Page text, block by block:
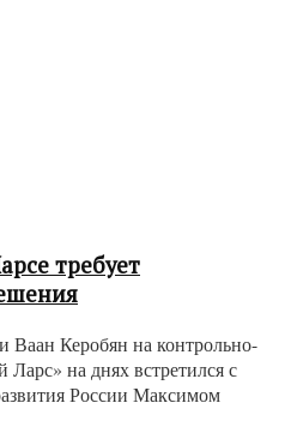
требует
Керобян на контрольно-
на днях встретился с
России Максимом